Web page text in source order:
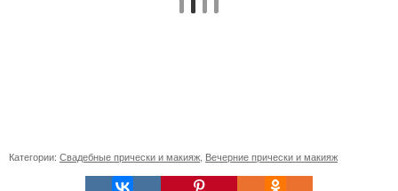
Категории: Свадебные прически и макияж Вечерние прически и макияж